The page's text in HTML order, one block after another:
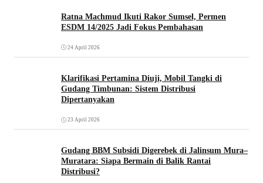
Ratna Machmud Ikuti Rakor Sumsel, Permen
ESDM 14/2025 Jadi Fokus Pembahasan
24 April 2026
Klarifikasi Pertamina Diuji, Mobil Tangki di
Gudang Timbunan: Sistem Distribusi
Dipertanyakan
23 April 2026
Gudang BBM Subsidi Digerebek di Jalinsum Mura–
Muratara: Siapa Bermain di Balik Rantai
Distribusi?